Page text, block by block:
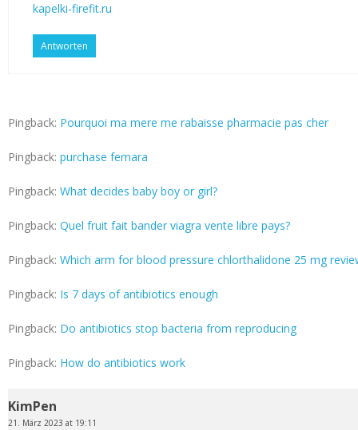
kapelki-firefit.ru
Antworten
Pingback: Pourquoi ma mere me rabaisse pharmacie pas cher
Pingback: purchase femara
Pingback: What decides baby boy or girl?
Pingback: Quel fruit fait bander viagra vente libre pays?
Pingback: Which arm for blood pressure chlorthalidone 25 mg
Pingback: Is 7 days of antibiotics enough
Pingback: Do antibiotics stop bacteria from reproducing
Pingback: How do antibiotics work
KimPen
21. März 2023 at 19:11